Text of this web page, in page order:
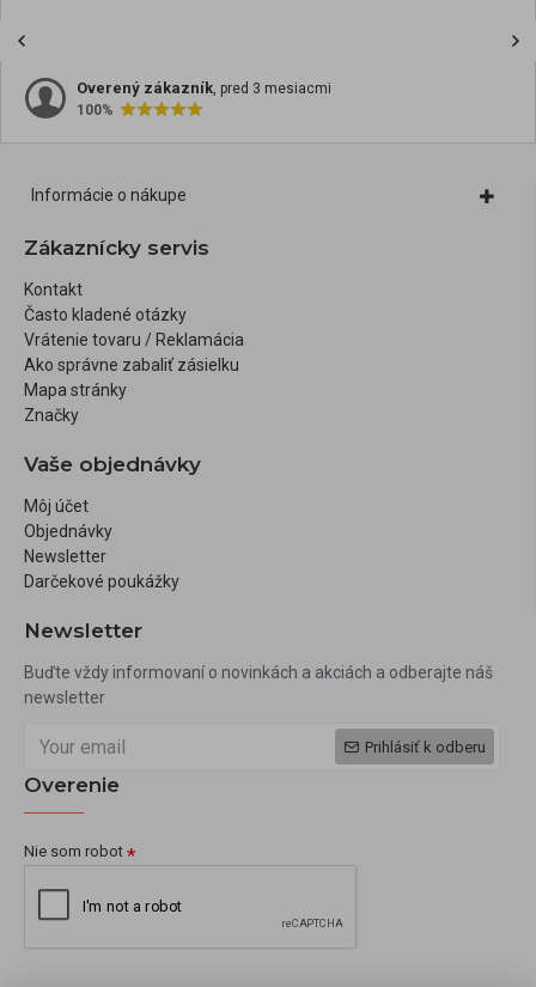
Overený zákazník, pred 3 mesiacmi
100%
Informácie o nákupe
Zákaznícky servis
Kontakt
Často kladené otázky
Vrátenie tovaru / Reklamácia
Ako správne zabaliť zásielku
Mapa stránky
Značky
Vaše objednávky
Môj účet
Objednávky
Newsletter
Darčekové poukážky
Newsletter
Buďte vždy informovaní o novinkách a akciách a odberajte náš
newsletter
Prihlásiť k odberu
Overenie
Nie som robot